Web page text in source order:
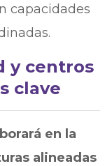
capacidades
y centros
clave
en la
alineadas